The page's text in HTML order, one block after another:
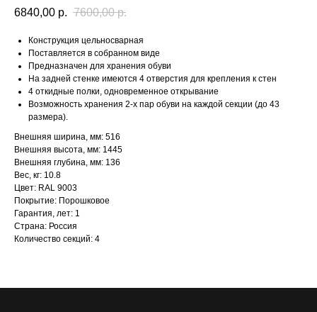
6840,00 р. 7600,00 р.
Конструкция цельносварная
Поставляется в собранном виде
Предназначен для хранения обуви
На задней стенке имеются 4 отверстия для крепления к стен
4 откидные полки, одновременное открывание
Возможность хранения 2-х пар обуви на каждой секции (до 43
размера).
Внешняя ширина, мм: 516
Внешняя высота, мм: 1445
Внешняя глубина, мм: 136
Вес, кг: 10.8
Цвет: RAL 9003
Покрытие: Порошковое
Гарантия, лет: 1
Страна: Россия
Количество секций: 4